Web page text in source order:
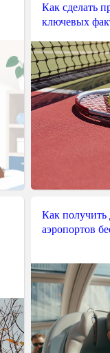
Как сделать
ключевых
Как получить
аэропортов